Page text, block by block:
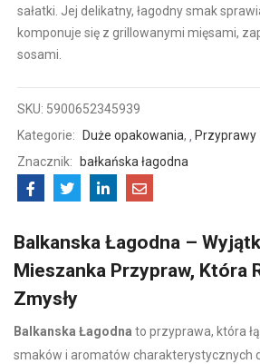
sałatki. Jej delikatny, łagodny smak
komponuje się z grillowanymi mięsami,
sosami.
SKU: 5900652345939
Kategorie:
Duże opakowania,
Przyprawy
Znacznik:
bałkańska łagodna
Balkanska Łagodna –
Mieszanka Przypraw, Która
Zmysły
Balkanska Łagodna to przyprawa, która
smaków i aromatów charakterystycznych